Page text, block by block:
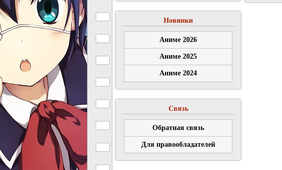
Новинки
Аниме 2026
Аниме 2025
Аниме 2024
Связь
Обратная связь
Для правообладателей